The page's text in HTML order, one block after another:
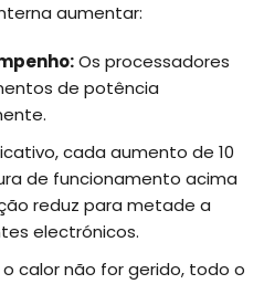
aumentar:
Os processadores
de potência
cada aumento de 10
de funcionamento acima
reduz para metade a
electrónicos.
o calor não for gerido, todo o